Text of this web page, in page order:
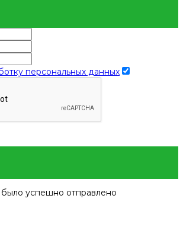
персональных данных
успешно отправлено